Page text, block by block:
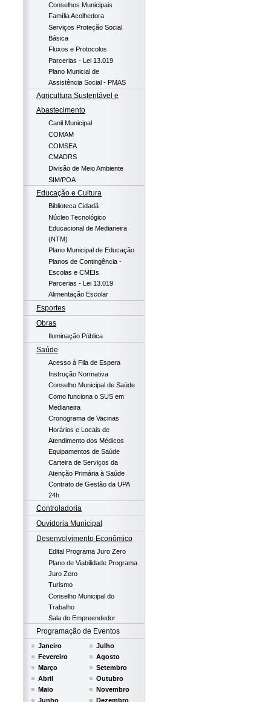
Conselhos Municipais
Família Acolhedora
Serviços Proteção Social
Básica
Fluxos e Protocolos
Parcerias - Lei 13.019
Plano Municial de
Assistência Social - PMAS
Agricultura Sustentável e
Abastecimento
Canil Municipal
COMAM
COMSEA
CMADRS
Divisão de Meio Ambiente
SIM/POA
Educação e Cultura
Biblioteca Cidadã
Núcleo Tecnológico
Educacional de Medianeira
(NTM)
Plano Municipal de Educação
Planos de Contingência -
Escolas e CMEIs
Parcerias - Lei 13.019
Alimentação Escolar
Esportes
Obras
Iluminação Pública
Saúde
Acesso à Fila de Espera
Instrução Normativa
Conselho Municipal de Saúde
Como funciona o SUS em
Medianeira
Cronograma de Vacinas
Horários e Locais de
Atendimento dos Médicos
Equipamentos de Saúde
Carteira de Serviços da
Atenção Primária à Saúde
Contrato de Gestão da UPA
24h
Controladoria
Ouvidoria Municipal
Desenvolvimento Econômico
Edital Programa Juro Zero
Plano de Viabilidade Programa
Juro Zero
Turismo
Conselho Municipal do
Trabalho
Sala do Empreendedor
Programação de Eventos
Janeiro
Fevereiro
Março
Abril
Maio
Junho
Julho
Agosto
Setembro
Outubro
Novembro
Dezembro